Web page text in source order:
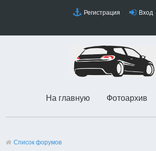
Регистрация Вход
На главную Фотоархив
Список форумов